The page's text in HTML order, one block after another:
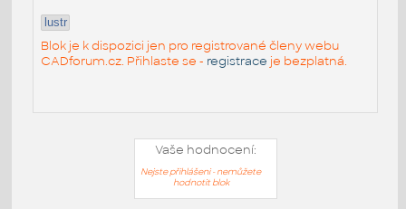
lustr
Blok je k dispozici jen pro registrované členy webu
CADforum.cz. Přihlaste se - registrace je bezplatná.
Vaše hodnocení:
Nejste přihlášeni - nemůžete
hodnotit blok